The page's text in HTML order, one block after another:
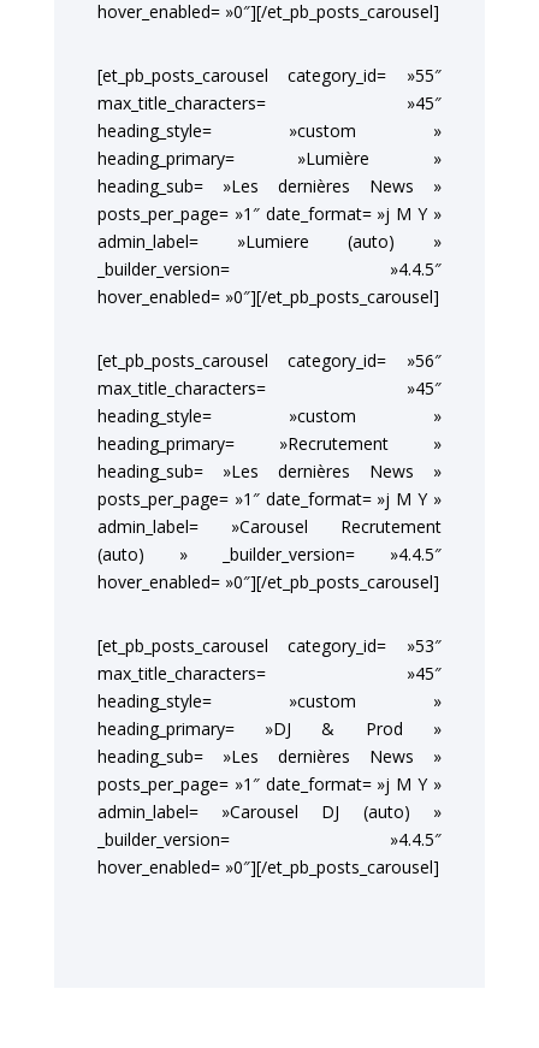
hover_enabled= »0″][/et_pb_posts_carousel]
[et_pb_posts_carousel category_id= »55″
max_title_characters= »45″
heading_style= »custom »
heading_primary= »Lumière »
heading_sub= »Les dernières News »
posts_per_page= »1″ date_format= »j M Y »
admin_label= »Lumiere (auto) »
_builder_version= »4.4.5″
hover_enabled= »0″][/et_pb_posts_carousel]
[et_pb_posts_carousel category_id= »56″
max_title_characters= »45″
heading_style= »custom »
heading_primary= »Recrutement »
heading_sub= »Les dernières News »
posts_per_page= »1″ date_format= »j M Y »
admin_label= »Carousel Recrutement
(auto) » _builder_version= »4.4.5″
hover_enabled= »0″][/et_pb_posts_carousel]
[et_pb_posts_carousel category_id= »53″
max_title_characters= »45″
heading_style= »custom »
heading_primary= »DJ & Prod »
heading_sub= »Les dernières News »
posts_per_page= »1″ date_format= »j M Y »
admin_label= »Carousel DJ (auto) »
_builder_version= »4.4.5″
hover_enabled= »0″][/et_pb_posts_carousel]